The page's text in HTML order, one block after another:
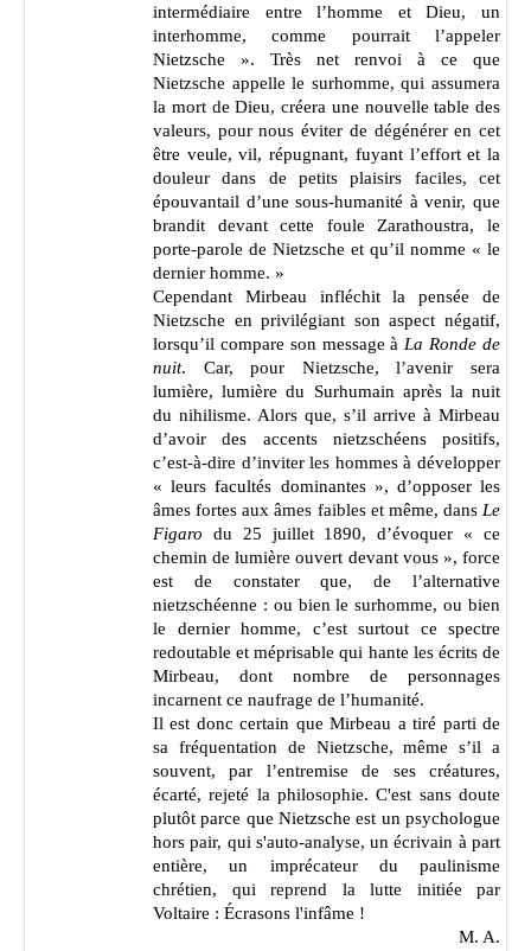
intermédiaire entre l’homme et Dieu, un
interhomme, comme pourrait l’appeler
Nietzsche ». Très net renvoi à ce que
Nietzsche appelle le surhomme, qui assumera
la mort de Dieu, créera une nouvelle table des
valeurs, pour nous éviter de dégénérer en cet
être veule, vil, répugnant, fuyant l’effort et la
douleur dans de petits plaisirs faciles, cet
épouvantail d’une sous-humanité à venir, que
brandit devant cette foule Zarathoustra, le
porte-parole de Nietzsche et qu’il nomme « le
dernier homme. »
Cependant Mirbeau infléchit la pensée de
Nietzsche en privilégiant son aspect négatif,
lorsqu’il compare son message àLa Ronde de
nuit. Car, pour Nietzsche, l’avenir sera
lumière, lumière du Surhumain après la nuit
du nihilisme. Alors que, s’il arrive à Mirbeau
d’avoir des accents nietzschéens positifs,
c’est-à-dire d’inviter les hommes à développer
« leurs facultés dominantes », d’opposer les
âmes fortes aux âmes faibles et même, dans Le
Figaro du 25 juillet 1890, d’évoquer « ce
chemin de lumière ouvert devant vous », force
est de constater que, de l’alternative
nietzschéenne : ou bien le surhomme, ou bien
le dernier homme, c’est surtout ce spectre
redoutable et méprisable qui hante les écrits de
Mirbeau, dont nombre de personnages
incarnent ce naufrage de l’humanité.
Il est donc certain que Mirbeau a tiré parti de
sa fréquentation de Nietzsche, même s’il a
souvent, par l’entremise de ses créatures,
écarté, rejeté la philosophie. C'est sans doute
plutôt parce que Nietzsche est un psychologue
hors pair, qui s'auto-analyse, un écrivain à part
entière, un imprécateur du paulinisme
chrétien, qui reprend la lutte initiée par
Voltaire : Écrasons l'infâme !
M. A.